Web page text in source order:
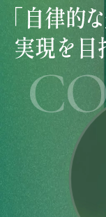
場を中心に、人が